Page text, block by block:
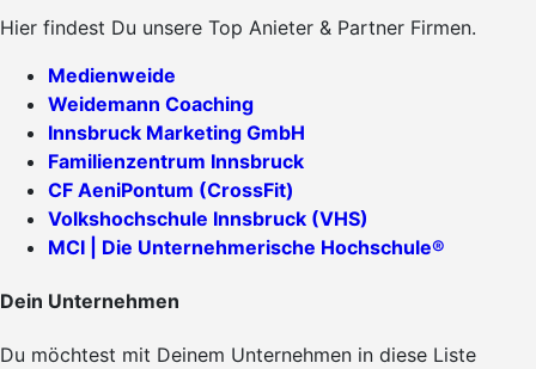
Hier findest Du unsere Top Anieter & Partner Firmen.
Medienweide
Weidemann Coaching
Innsbruck Marketing GmbH
Familienzentrum Innsbruck
CF AeniPontum (CrossFit)
Volkshochschule Innsbruck (VHS)
MCI | Die Unternehmerische Hochschule®
Dein Unternehmen
Du möchtest mit Deinem Unternehmen in diese Liste